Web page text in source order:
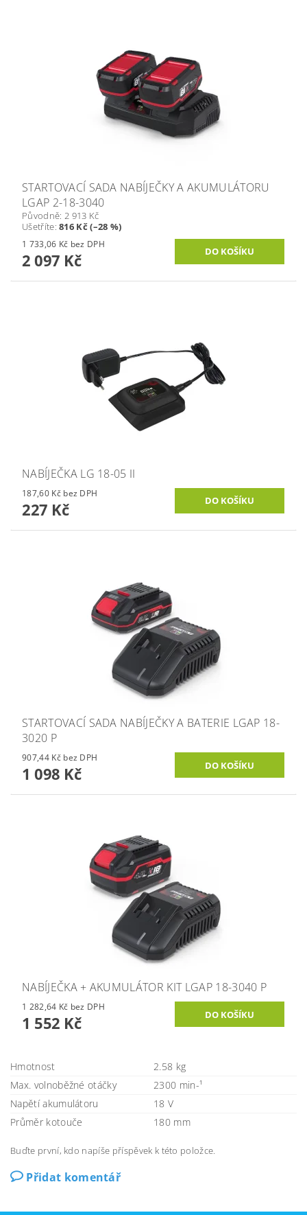
STARTOVACÍ SADA NABÍJEČKY A AKUMULÁTORU
LGAP 2-18-3040
Původně: 2 913 Kč
Ušetříte:816 Kč (–28 %)
1 733,06 Kč bez DPH
2 097 Kč
NABÍJEČKA LG 18-05 II
187,60 Kč bez DPH
227 Kč
STARTOVACÍ SADA NABÍJEČKY A BATERIE LGAP 18-
3020 P
907,44 Kč bez DPH
1 098 Kč
NABÍJEČKA + AKUMULÁTOR KIT LGAP 18-3040 P
1 282,64 Kč bez DPH
1 552 Kč
Hmotnost
2.58 kg
Max. volnoběžné otáčky
2300 min-¹
Napětí akumulátoru
18 V
Průměr kotouče
180 mm
Buďte první, kdo napíše příspěvek k této položce.
Přidat komentář